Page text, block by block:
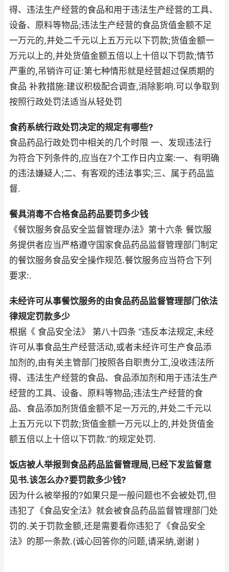
得、违法生产经营的食品和用于违法生产经营的工具、
设备、原料等物品;违法生产经营的食品货值金额不足
一万元的,并处二千元以上五万元以下罚款;货值金额一
万元以上的,并处货值金额五倍以上十倍以下罚款;情节
严重的,吊销许可证:第七种情形就是经营超过保质期的
食品 补救措施:建议积极配合调查,消除影响.可以争取到
按照行政处罚法适当从轻处罚
食药系统行政处罚决定的规定有哪些?
食品药品行政处罚中相关的几个时限 一、发现违法行
为符合下列条件的,应当在7个工作日内立案:一、有明确
的违法嫌疑人;二、有客观的违法事实;三、属于药品监
督.
餐具消毒不合格食品药品要罚多少钱
《餐饮服务食品安全监督管理办法》第十六条 餐饮服
务提供者应当严格遵守国家食品药品监督管理部门制定
的餐饮服务食品安全操作规范.餐饮服务应当符合下列
要求:.
未经许可从事餐饮服务的由食品药品监督管理部门依法
律规定罚款多少
根据《 食品安全法》 第八十四条 “违反本法规定,未经
许可从事食品生产经营活动,或者未经许可生产食品添
加剂的,由有关主管部门按照各自职责分工,没收违法所
得、违法生产经营的食品、食品添加剂和用于违法生产
经营的工具、设备、原料等物品;违法生产经营的食
品、食品添加剂货值金额不足一万元的,并处二千元以
上五万元以下罚款;货值金额一万元以上的,并处货值金
额五倍以上十倍以下罚款.”的规定处罚.
饭店被人举报到食品药品监督管理局,已经下发监督意
见书.该怎么办?要罚款多少钱?
因为什么被举报的?如果只是一般问题也不会被处罚,但
违犯了《食品安全法》就会被食品药品监督管理部门处
罚的.关于罚款金额,还是需要看你违犯了《食品安全
法》的那一条款.(诚心回答你的问题,请采纳,谢谢 )